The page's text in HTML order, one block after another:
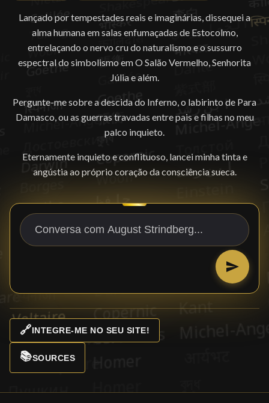
Lançado por tempestades reais e imaginárias, dissequei a
alma humana em salas enfumaçadas de Estocolmo,
entrelaçando o nervo cru do naturalismo e o sussurro
espectral do simbolismo em O Salão Vermelho, Senhorita
Júlia e além.
Pergunte-me sobre a descida do Inferno, o labirinto de Para
Damasco, ou as guerras travadas entre pais e filhas no meu
palco inquieto.
Eternamente inquieto e conflituoso, lancei minha tinta e
angústia ao próprio coração da consciência sueca.
🔗INTEGRE-ME NO SEU SITE!
📚SOURCES